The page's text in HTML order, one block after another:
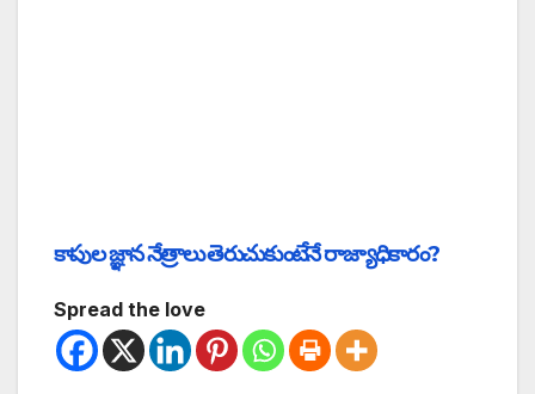
కాపుల జ్ఞాన నేత్రాలు తెరుచుకుంటేనే రాజ్యాధికారం?
Spread the love